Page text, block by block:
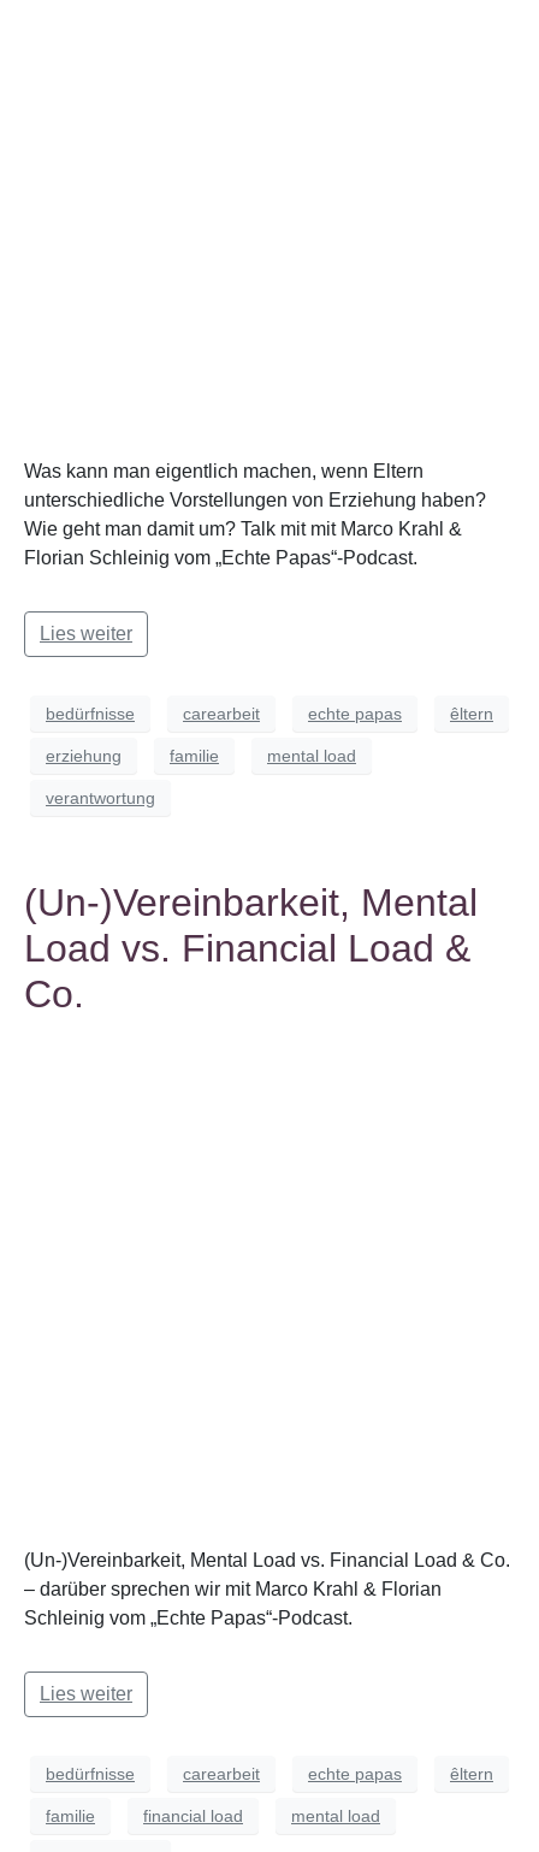
Was kann man eigentlich machen, wenn Eltern
unterschiedliche Vorstellungen von Erziehung haben?
Wie geht man damit um? Talk mit mit Marco Krahl &
Florian Schleinig vom „Echte Papas“-Podcast.
Lies weiter
bedürfnisse carearbeit echte papas êltern
erziehung familie mental load
verantwortung
(Un-)Vereinbarkeit, Mental
Load vs. Financial Load &
Co.
(Un-)Vereinbarkeit, Mental Load vs. Financial Load & Co.
– darüber sprechen wir mit Marco Krahl & Florian
Schleinig vom „Echte Papas“-Podcast.
Lies weiter
bedürfnisse carearbeit echte papas êltern
familie financial load mental load